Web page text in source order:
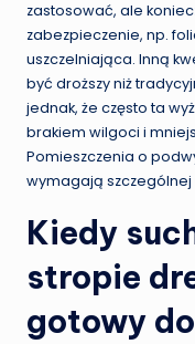
zastosować, ale
zabezpieczenie, np.
uszczelniająca. Inną
być droższy niż
jednak, że często ta
brakiem wilgoci i
Pomieszczenia o
wymagają szczególnej
Kiedy
stropie
gotowy